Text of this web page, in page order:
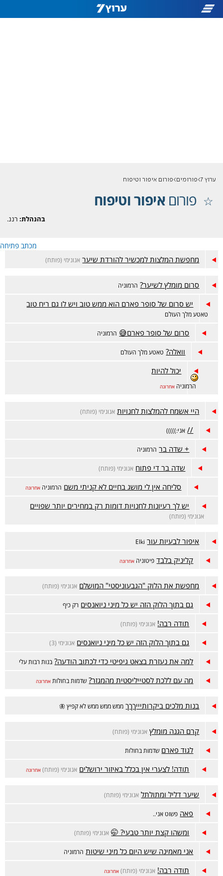
ערוץ 7 פורומים פורום איפור וטיפוח
פורוםאיפור וטיפוח
בהנהלת: רננ.
מכתב פתיחה
מחפשת המלצות למכשיר להורדת שיער אנונימי (פותח)
סרום מומלץ לשיער? הרמוניה
יש סרום של סופר פארם הוא ממש טוב ויש לו גם ריח טוב
טאטע מלך העולם
סרום של סופר פארם😅 הרמוניה
וואלה? טאטע מלך העולם
יכול להיות
הרמוניה אחרונה
היי אשמח להמלצות לחנויות אנונימי (פותח)
// אני:)))))
+ שדה בר הרמוניה
שדה בר די פתוח אנונימי (פותח)
סליחה אין לי מושג בחיים לא קניתי משם הרמוניה אחרונה
יש לך רעיונות לחנויות דומות רק במחירים יותר שפויים
אנונימי (פותח)
איפור לבעיות עור Elki
קליניק בלבד פיטוניה אחרונה
מחפשת את הלוק "הגבעוניסטי" המושלם אנונימי (פותח)
גם בתוך הלוק הזה יש כל מיני ניואנסים רק כיף
תודה רבה! אנונימי (פותח)
גם בתוך הלוק הזה יש כל מיני ניואנסים אנונימי (3)
למה את נעזרת בצאט גיפיטי כדי לכתוב הודעה? ּבנות רבות עלי
מה עם ללכת לסטייליסטית מהמגזר? שדמות בחולות אחרונה
בנות מלכים ביקרותיייךךך ממש ממש ממש לא קפיץ 🦋
קרם הגנה מומלץ אנונימי (פותח)
לגוד פארם שדמות בחולות
תודה! לצערי אין בכלל באיזור ירושלים אנונימי (פותח) אחרונה
שיער דליל ומתולתל אנונימי (פותח)
פאה פשוט אני..
ומשהו קצת יותר טבעי? 🤭 אנונימי (פותח)
אני מאמינה שיש היום כל מיני שיטות הרמוניה
תודה רבה! אנונימי (פותח) אחרונה